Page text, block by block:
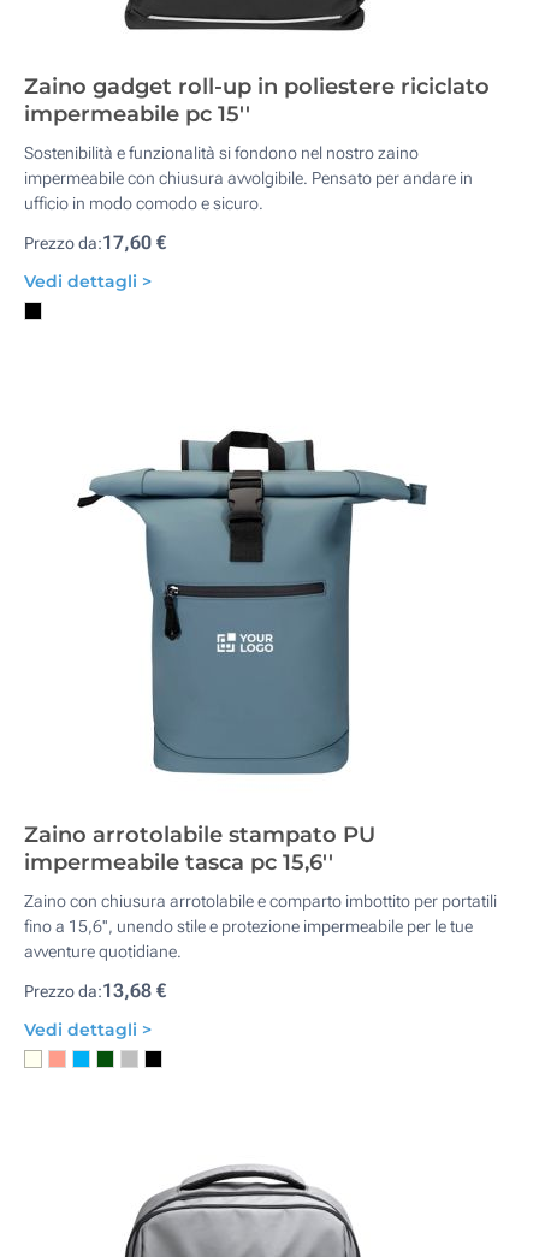
Zaino gadget roll-up in poliestere riciclato
impermeabile pc 15''
Sostenibilità e funzionalità si fondono nel nostro zaino
impermeabile con chiusura avvolgibile. Pensato per andare in
ufficio in modo comodo e sicuro.
Prezzo da:17,60 €
Vedi dettagli >
Zaino arrotolabile stampato PU
impermeabile tasca pc 15,6''
Zaino con chiusura arrotolabile e comparto imbottito per portatili
fino a 15,6'', unendo stile e protezione impermeabile per le tue
avventure quotidiane.
Prezzo da:13,68 €
Vedi dettagli >